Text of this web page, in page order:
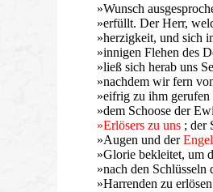
»Wunsch
»erfüllt. Der Herr,
»herzigkeit, und sich
»innigen Flehen des
»ließ sich herab uns
»nachdem wir fern von
»eifrig zu ihm gerufen
»dem Schoose der
»Erlösers zu uns; der
»Augen und der
»Glorie bekleitet, um
»nach den Schlüsseln
»Harrenden zu